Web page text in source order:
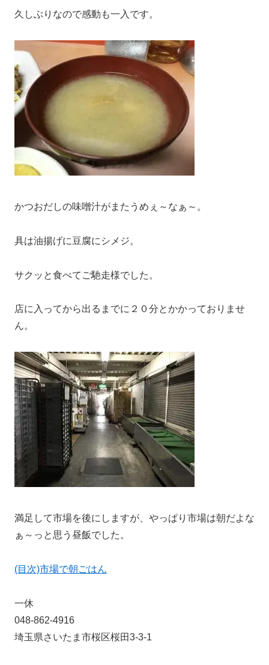
久しぶりなので感動も一入です。
かつおだしの味噌汁がまたうめぇ～なぁ～。
具は油揚げに豆腐にシメジ。
サクッと食べてご馳走様でした。
店に入ってから出るまでに２０分とかかっておりませ
ん。
満足して市場を後にしますが、やっぱり市場は朝だよな
ぁ～っと思う昼飯でした。
(目次)市場で朝ごはん
一休
048-862-4916
埼玉県さいたま市桜区桜田3-3-1